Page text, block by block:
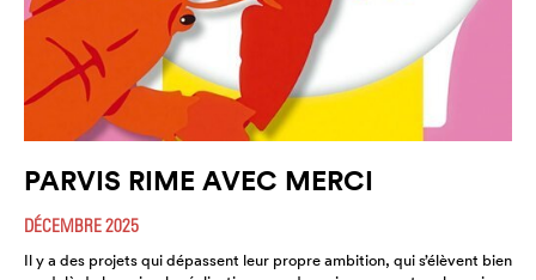
PARVIS RIME AVEC MERCI
DÉCEMBRE 2025
Il y a des projets qui dépassent leur propre ambition, qui s’élèvent bien